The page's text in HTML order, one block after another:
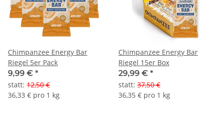
Chimpanzee Energy Bar
Riegel 5er Pack
9,99 € *
statt: 12,50 €
36,33 € pro 1 kg
Chimpanzee Energy Bar
Riegel 15er Box
29,99 € *
statt: 37,50 €
36,35 € pro 1 kg